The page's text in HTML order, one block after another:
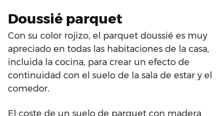
Doussié parquet
Con su color rojizo, el parquet doussié es muy
apreciado en todas las habitaciones de la casa,
incluida la cocina, para crear un efecto de
continuidad con el suelo de la sala de estar y el
comedor.
El coste de un suelo de parquet con madera